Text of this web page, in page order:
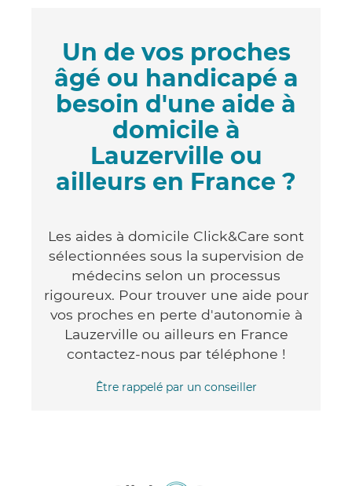
Un de vos proches
âgé ou handicapé a
besoin d'une aide à
domicile à
Lauzerville ou
ailleurs en France ?
Les aides à domicile Click&Care sont
sélectionnées sous la supervision de
médecins selon un processus
rigoureux. Pour trouver une aide pour
vos proches en perte d'autonomie à
Lauzerville ou ailleurs en France
contactez-nous par téléphone !
Être rappelé par un conseiller